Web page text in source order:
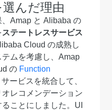
んだ理由
Amap と Alibaba の
ステートレスサービス
Cloud の成熟し
ムを考慮し、Amap
の Function
ービスを統合して、
レコメンデーション
ことにしました。UI